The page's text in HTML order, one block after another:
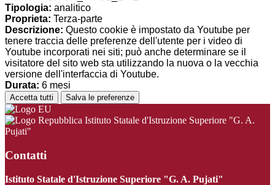
Tipologia: analitico
Proprieta: Terza-parte
Descrizione: Questo cookie è impostato da Youtube per
tenere traccia delle preferenze dell'utente per i video di
Youtube incorporati nei siti; può anche determinare se il
visitatore del sito web sta utilizzando la nuova o la vecchia
versione dell'interfaccia di Youtube.
Durata: 6 mesi
Accetta tutti Salva le preferenze
Istituto Statale d'Istruzione Superiore "G. A.
Pujati"
Contatti
Istituto Statale d'Istruzione Superiore "G. A. Pujati"